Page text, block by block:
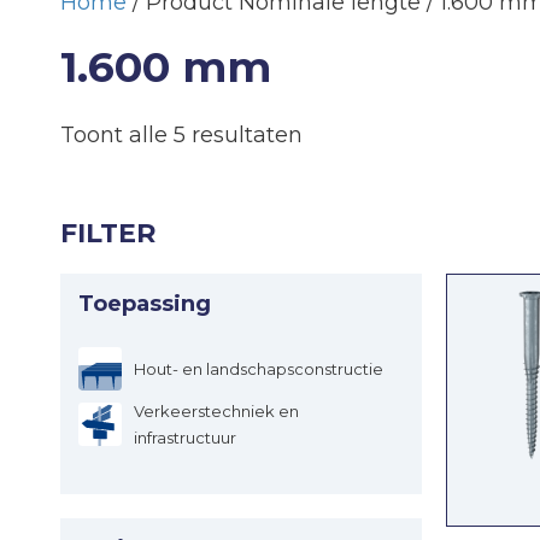
1.600 mm
Toont alle 5 resultaten
FILTER
Toepassing
Hout- en landschapsconstructie
Verkeerstechniek en
infrastructuur